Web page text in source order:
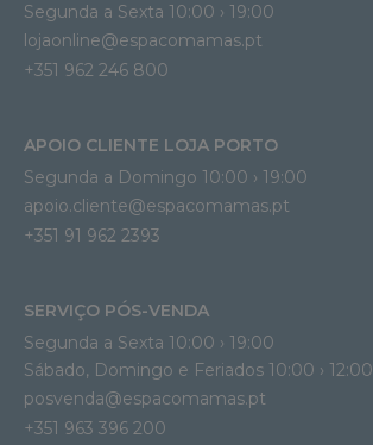
Segunda a Sexta 10:00 › 19:00
lojaonline@espacomamas.pt
+351 962 246 800
APOIO CLIENTE LOJA PORTO
Segunda a Domingo 10:00 › 19:00
apoio.cliente@espacomamas.pt
+351 91 962 2393
SERVIÇO PÓS-VENDA
Segunda a Sexta 10:00 › 19:00
Sábado, Domingo e Feriados 10:00 › 12:00
posvenda@espacomamas.pt
+351 963 396 200